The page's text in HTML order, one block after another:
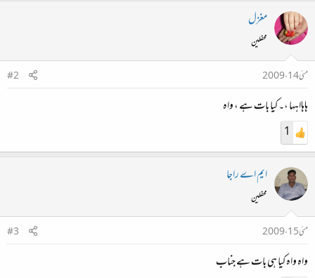
مغزل
محفلین
مئی 14، 2009
#2
ہاہااہہا ،۔ کیا بات ہے ، واہ
1
ایم اے راجا
محفلین
مئی 15، 2009
#3
واہ واہ کیا ہی بات ہے جناب